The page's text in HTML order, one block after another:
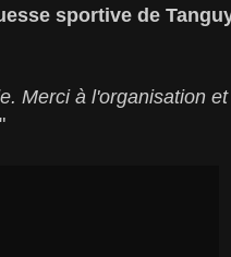
sportive de
Merci à l'organisation